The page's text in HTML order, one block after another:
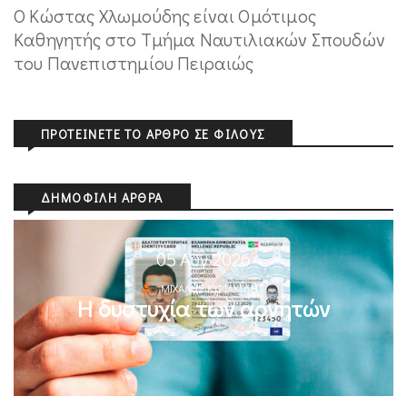
Ο Κώστας Χλωμούδης είναι Ομότιμος
Καθηγητής στο Τμήμα Ναυτιλιακών Σπουδών
του Πανεπιστημίου Πειραιώς
ΠΡΟΤΕΊΝΕΤΕ ΤΟ ΆΡΘΡΟ ΣΕ ΦΊΛΟΥΣ
ΔΗΜΟΦΙΛΉ ΆΡΘΡΑ
05 Αυγ 2026
ΜΙΧΆΛΗΣ ΚΥΡΙΑΚΊΔΗΣ
Η δυστυχία των αρνητών